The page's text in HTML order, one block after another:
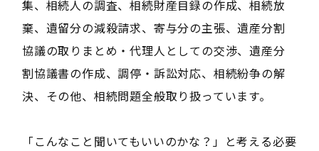
集、相続人の調査、相続財産目録の作成、相続放
棄、遺留分の減殺請求、寄与分の主張、遺産分割
協議の取りまとめ・代理人としての交渉、遺産分
割協議書の作成、調停・訴訟対応、相続紛争の解
決、その他、相続問題全般取り扱っています。
「こんなこと聞いてもいいのかな？」と考える必要